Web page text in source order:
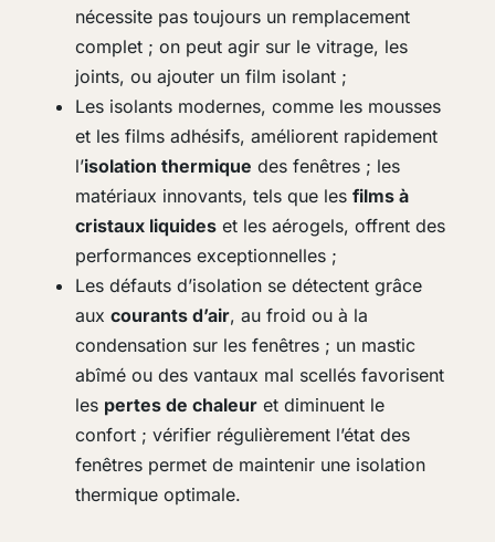
nécessite pas toujours un remplacement
complet ; on peut agir sur le vitrage, les
joints, ou ajouter un film isolant ;
Les isolants modernes, comme les mousses
et les films adhésifs, améliorent rapidement
l’isolation thermique des fenêtres ; les
matériaux innovants, tels que les films à
cristaux liquides et les aérogels, offrent des
performances exceptionnelles ;
Les défauts d’isolation se détectent grâce
aux courants d’air, au froid ou à la
condensation sur les fenêtres ; un mastic
abîmé ou des vantaux mal scellés favorisent
les pertes de chaleur et diminuent le
confort ; vérifier régulièrement l’état des
fenêtres permet de maintenir une isolation
thermique optimale.